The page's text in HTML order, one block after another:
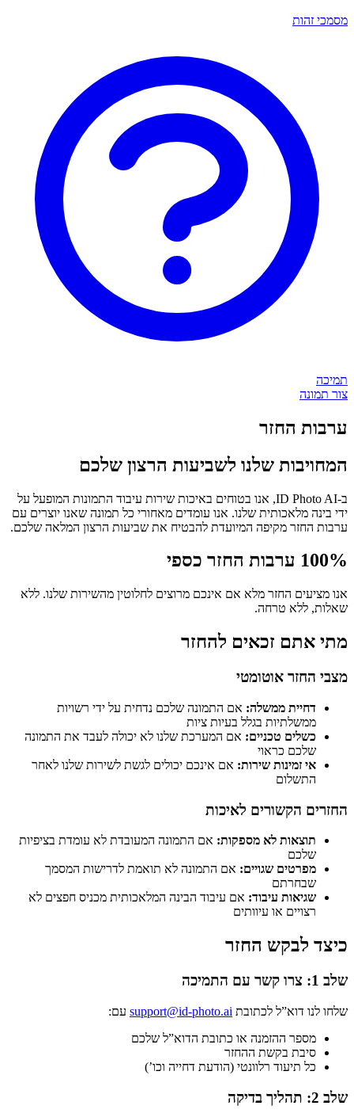
מסמכי זהות
תמיכה
צור תמונה
ערבות החזר
המחויבות שלנו לשביעות הרצון שלכם
ב-ID Photo AI, אנו בטוחים באיכות שירות עיבוד התמונות המופעל על
ידי בינה מלאכותית שלנו. אנו עומדים מאחורי כל תמונה שאנו יוצרים עם
ערבות החזר מקיפה המיועדת להבטיח את שביעות הרצון המלאה שלכם.
100% ערבות החזר כספי
אנו מציעים החזר מלא אם אינכם מרוצים לחלוטין מהשירות שלנו. ללא
שאלות, ללא טרחה.
מתי אתם זכאים להחזר
מצבי החזר אוטומטי
דחיית ממשלה: אם התמונה שלכם נדחית על ידי רשויות
ממשלתיות בגלל בעיות ציות
כשלים טכניים: אם המערכת שלנו לא יכולה לעבד את התמונה
שלכם כראוי
אי זמינות שירות: אם אינכם יכולים לגשת לשירות שלנו לאחר
התשלום
החזרים הקשורים לאיכות
תוצאות לא מספקות: אם התמונה המעובדת לא עומדת בציפיות
שלכם
מפרטים שגויים: אם התמונה לא תואמת לדרישות המסמך
שבחרתם
שגיאות עיבוד: אם עיבוד הבינה המלאכותית מכניס חפצים לא
רצויים או עיוותים
כיצד לבקש החזר
שלב 1: צרו קשר עם התמיכה
שלחו לנו דוא”ל לכתובת support@id-photo.ai עם:
מספר ההזמנה או כתובת הדוא”ל שלכם
סיבת בקשת ההחזר
כל תיעוד רלוונטי (הודעת דחייה וכו’)
שלב 2: תהליך בדיקה